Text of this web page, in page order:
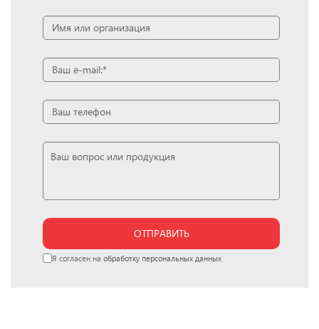
ОТПРАВИТЬ
Я согласен на обработку персональных данных